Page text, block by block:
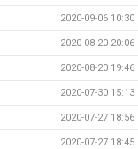
2020-09-06 10:30
2020-08-20 20:06
2020-08-20 19:46
2020-07-30 15:13
2020-07-27 18:56
2020-07-27 18:45